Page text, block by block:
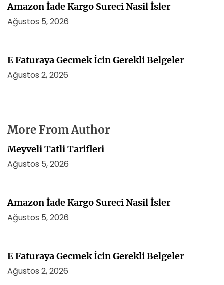
Amazon İade Kargo Sureci Nasil İsler
Ağustos 5, 2026
E Faturaya Gecmek İcin Gerekli Belgeler
Ağustos 2, 2026
More From Author
Meyveli Tatli Tarifleri
Ağustos 5, 2026
Amazon İade Kargo Sureci Nasil İsler
Ağustos 5, 2026
E Faturaya Gecmek İcin Gerekli Belgeler
Ağustos 2, 2026